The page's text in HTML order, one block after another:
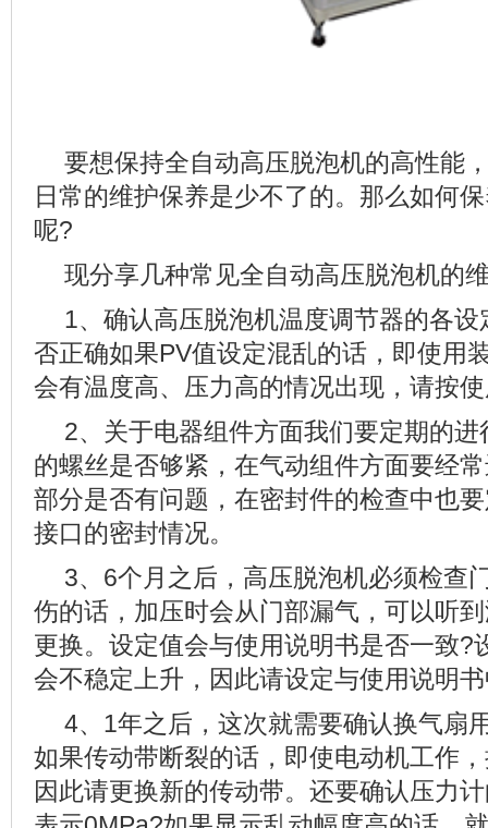
要想保持全自动高压脱泡机的高性能
日常的维护保养是少不了的。那么如何
呢?
现分享几种常见全自动高压脱泡机的
1、确认高压脱泡机温度调节器的各
否正确如果PV值设定混乱的话，即使用
会有温度高、压力高的情况出现，请按
2、关于电器组件方面我们要定期的
的螺丝是否够紧，在气动组件方面要经
部分是否有问题，在密封件的检查中也
接口的密封情况。
3、6个月之后，高压脱泡机必须检查
伤的话，加压时会从门部漏气，可以听
更换。设定值会与使用说明书是否一致?
会不稳定上升，因此请设定与使用说明
4、1年之后，这次就需要确认换气扇
如果传动带断裂的话，即使电动机工作
因此请更换新的传动带。还要确认压力